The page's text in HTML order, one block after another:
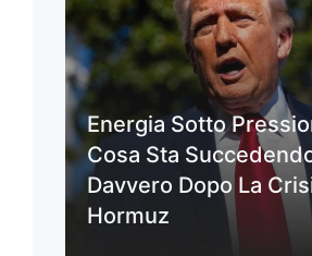
Energia Sotto
Cosa Sta
Davvero Dopo La
Hormuz